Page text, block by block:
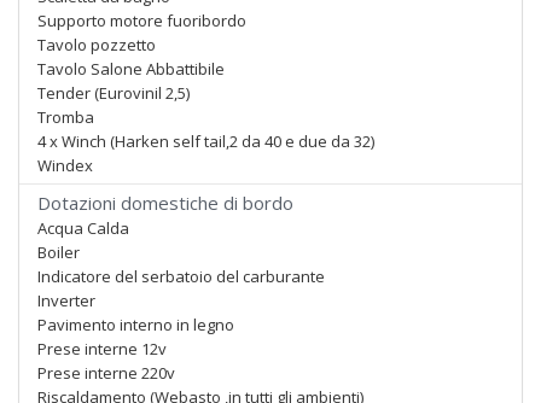
Supporto motore fuoribordo
Tavolo pozzetto
Tavolo Salone Abbattibile
Tender (Eurovinil 2,5)
Tromba
4 x Winch (Harken self tail,2 da 40 e due da 32)
Windex
Dotazioni domestiche di bordo
Acqua Calda
Boiler
Indicatore del serbatoio del carburante
Inverter
Pavimento interno in legno
Prese interne 12v
Prese interne 220v
Riscaldamento (Webasto ,in tutti gli ambienti)